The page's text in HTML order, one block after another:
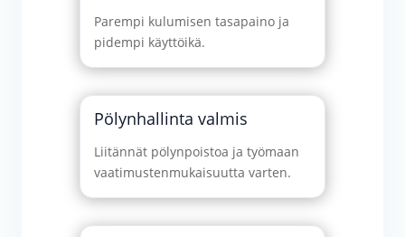
Parempi kulumisen tasapaino ja
pidempi käyttöikä.
Pölynhallinta valmis
Liitännät pölynpoistoa ja työmaan
vaatimustenmukaisuutta varten.